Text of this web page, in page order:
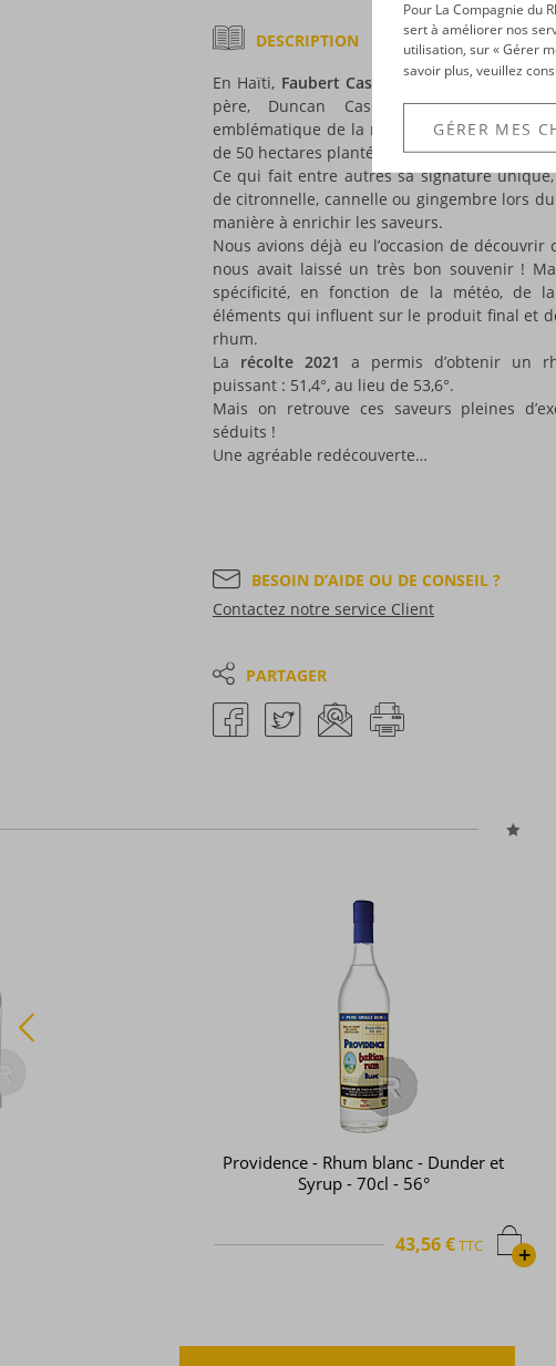
DESCRIPTION
En Haïti, Faubert Casimir a repris les rênes
père, Duncan Casimir. Une micro-
emblématique de la marque Clairin - située
de 50 hectares planté de canne à sucre.
Ce qui fait entre autres sa signature unique,
de citronnelle, cannelle ou gingembre lors
manière à enrichir les saveurs.
Nous avions déjà eu l’occasion de
nous avait laissé un très bon souvenir !
spécificité, en fonction de la météo, de
éléments qui influent sur le produit final et
rhum.
La récolte 2021
a permis d’obtenir un
puissant : 51,4°, au lieu de 53,6°.
Mais on retrouve ces saveurs pleines
séduits !
Une agréable redécouverte…
BESOIN D’AIDE OU DE CONSEIL ?
Contactez notre service Client
PARTAGER
Providence - Rhum blanc - Dunder et
Syrup - 70cl - 56°
+
43,56 €TTC
Pour La Compagnie du
sert à améliorer nos
utilisation, sur « Gérer
savoir plus, veuillez
GÉRER MES